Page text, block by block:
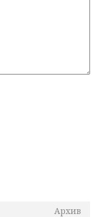
Архив